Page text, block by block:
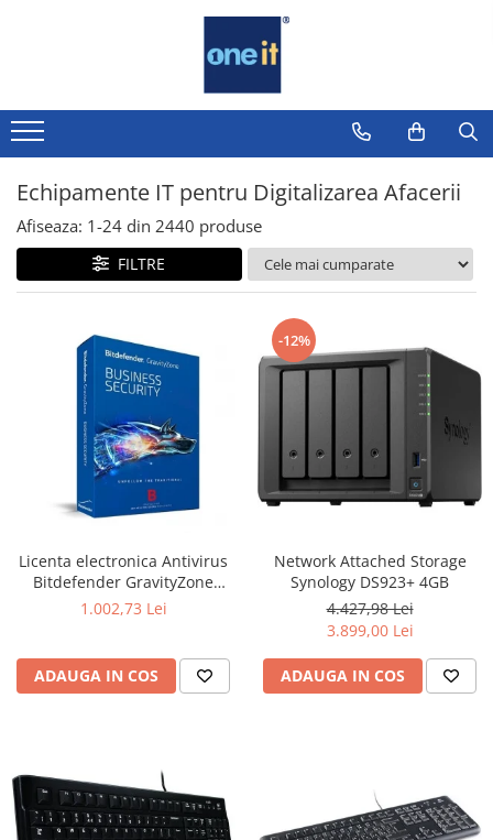
Laptop, Tablete & Telefoane
Laptop / Notebook
Notebook Consumer
Accesorii Laptop
Componente Laptop
Telefoane & accesorii
Smart Watch
Apple AirTag
Inele Smart
Ochelari Smart
Smartphone IPhone
Sisteme PC & Periferice
PC NUC
Microfoane & Casti Gaming
Mouse Gaming
Scaune Gaming
Echipamente IT pentru Digitalizarea Afacerii
Afiseaza: 1-24 din 2440 produse
FILTRE
Licenta electronica Antivirus
Bitdefender GravityZone
Business Security, 5 useri, 2
1.002,73 Lei
ADAUGA IN COS
-12%
Network Attached Storage
Synology DS923+ 4GB
4.427,98 Lei
3.899,00 Lei
ADAUGA IN COS